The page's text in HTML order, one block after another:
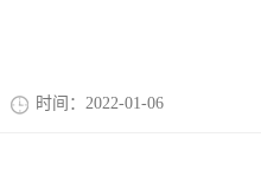
时间：2022-01-06